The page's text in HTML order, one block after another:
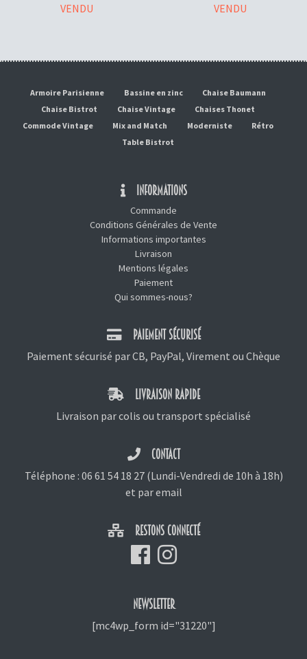
VENDU VENDU
Armoire Parisienne Bassine en zinc
Chaise Baumann
Chaise Bistrot
Chaise Vintage
Chaises Thonet
Commode Vintage
Mix and Match Moderniste
Rétro
Table Bistrot
INFORMATIONS
Commande
Conditions Générales de Vente
Informations importantes
Livraison
Mentions légales
Paiement
Qui sommes-nous?
PAIEMENT SÉCURISÉ
Paiement sécurisé par CB, PayPal, Virement ou Chèque
LIVRAISON RAPIDE
Livraison par colis ou transport spécialisé
CONTACT
Téléphone : 06 61 54 18 27(Lundi-Vendredi de 10h à 18h)
et par email
RESTONS CONNECTÉ
NEWSLETTER
[mc4wp_form id="31220"]